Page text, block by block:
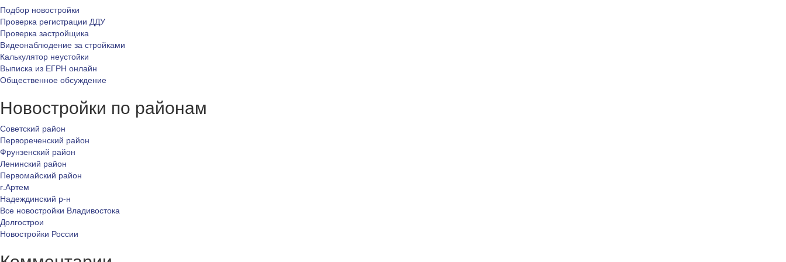
Подбор новостройки
Проверка регистрации ДДУ
Проверка застройщика
Видеонаблюдение за стройками
Калькулятор неустойки
Выписка из ЕГРН онлайн
Общественное обсуждение
Новостройки по районам
Советский район
Первореченский район
Фрунзенский район
Ленинский район
Первомайский район
г.Артем
Надеждинский р-н
Все новостройки Владивостока
Долгострои
Новостройки России